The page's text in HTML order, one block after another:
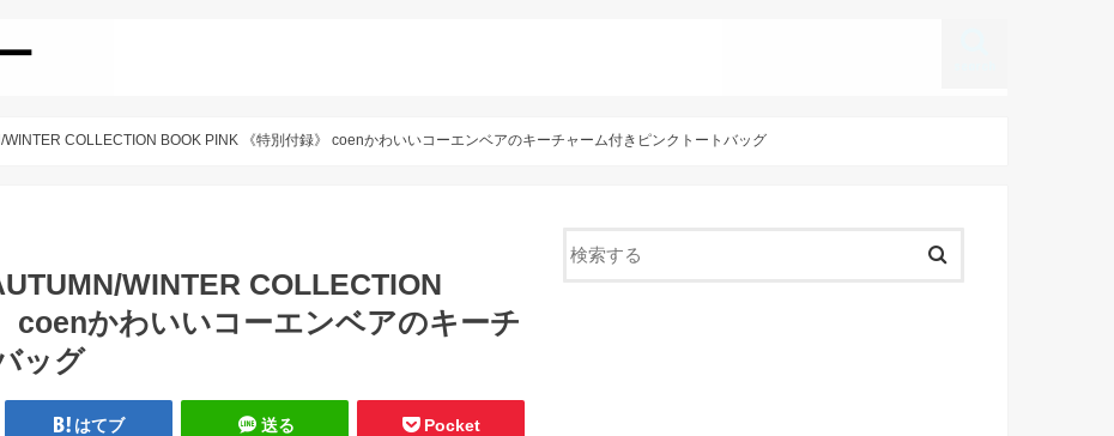
WINTER COLLECTION BOOK PINK 《特別付録》 coenかわいいコーエンベアのキーチャーム付きピンクトートバッグ
WINTER COLLECTION
coenかわいいコーエンベアのキーチ
ッグ
はてブ 送る Pocket